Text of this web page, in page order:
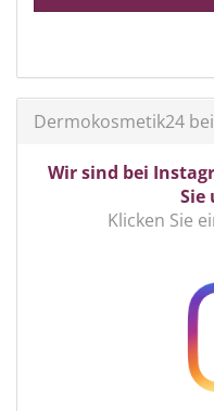
Dermokosmetik24
Wir sind bei
Sie
Klicken Sie